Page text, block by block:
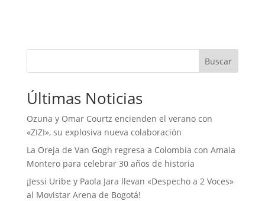
Buscar
Últimas Noticias
Ozuna y Omar Courtz encienden el verano con
«ZIZI», su explosiva nueva colaboración
La Oreja de Van Gogh regresa a Colombia con Amaia
Montero para celebrar 30 años de historia
¡Jessi Uribe y Paola Jara llevan «Despecho a 2 Voces»
al Movistar Arena de Bogotá!